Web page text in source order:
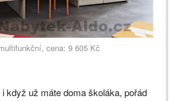
cena: 9 605 Kč
když už máte doma školáka, pořád